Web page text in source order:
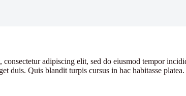
adipiscing elit, sed do eiusmod tempor
duis. Quis blandit turpis cursus in hac habitasse